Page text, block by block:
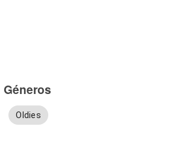
Géneros
Oldies